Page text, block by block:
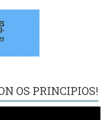
OS PRINCIPIOS!